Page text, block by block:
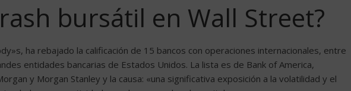
bursátil en Wall Street?
ha rebajado la calificación de 15 bancos con operaciones internacionales, entre
entidades bancarias de Estados Unidos. La lista es de Bank of America,
y Morgan Stanley y la causa: «una significativa exposición a la volatilidad y el